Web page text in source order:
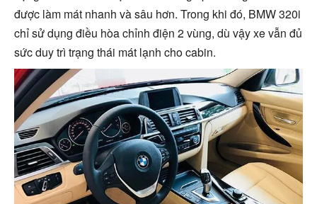
được làm mát nhanh và sâu hơn. Trong khi đó, BMW 320i
chỉ sử dụng điều hòa chỉnh điện 2 vùng, dù vậy xe vẫn đủ
sức duy trì trạng thái mát lạnh cho cabin.